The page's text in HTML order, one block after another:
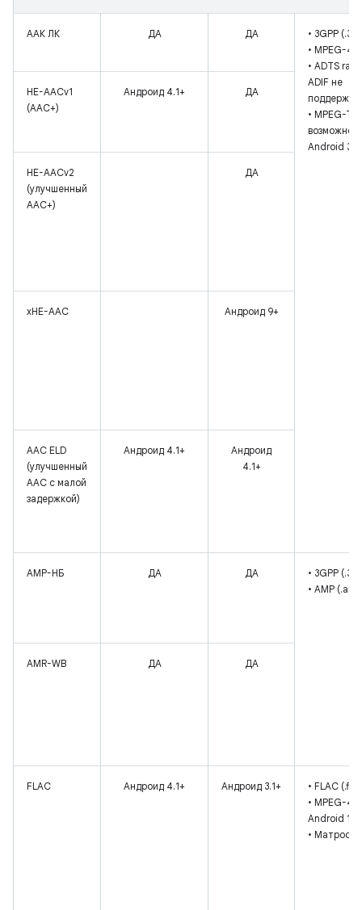
ААК ЛК ДА ДА
• 3GPP
• MPEG-4
• ADTS
ADIF не
• MPEG-TS
Android
HE-AACv1
(AAC+)
Андроид 4.1+ ДА
HE-AACv2
(улучшенный
AAC+)
ДА
xHE-AAC Андроид 9+
AAC ELD
(улучшенный
AAC с малой
задержкой)
Андроид 4.1+
Андроид
4.1+
АМР-НБ ДА ДА
• 3GPP
• АМР
AMR-WB ДА ДА
FLAC Андроид 4.1+ Андроид 3.1+
• FLAC
• MPEG-4
Android
•